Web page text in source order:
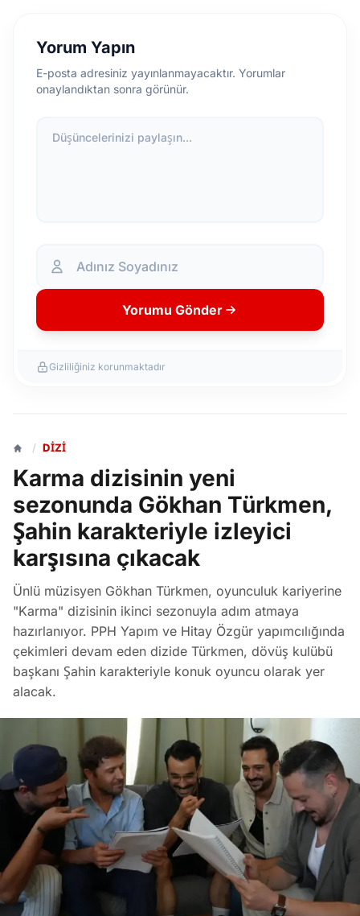
Yorum Yapın
E-posta adresiniz yayınlanmayacaktır. Yorumlar
onaylandıktan sonra görünür.
Düşüncelerinizi paylaşın...
Yorumu Gönder
Gizliliğiniz korunmaktadır
/ DIZI
Karma dizisinin yeni
sezonunda Gökhan Türkmen,
Şahin karakteriyle izleyici
karşısına çıkacak
Ünlü müzisyen Gökhan Türkmen, oyunculuk kariyerine
"Karma" dizisinin ikinci sezonuyla adım atmaya
hazırlanıyor. PPH Yapım ve Hitay Özgür yapımcılığında
çekimleri devam eden dizide Türkmen, dövüş kulübü
başkanı Şahin karakteriyle konuk oyuncu olarak yer
alacak.